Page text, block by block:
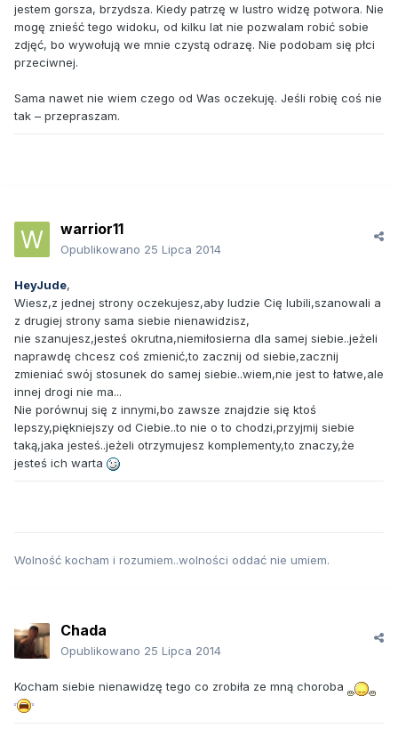
jestem gorsza, brzydsza. Kiedy patrzę w lustro widzę potwora. Nie
mogę znieść tego widoku, od kilku lat nie pozwalam robić sobie
zdjęć, bo wywołują we mnie czystą odrazę. Nie podobam się płci
przeciwnej.
Sama nawet nie wiem czego od Was oczekuję. Jeśli robię coś nie
tak – przepraszam.
warrior11
Opublikowano 25 Lipca 2014
HeyJude,
Wiesz,z jednej strony oczekujesz,aby ludzie Cię lubili,szanowali a
z drugiej strony sama siebie nienawidzisz,
nie szanujesz,jesteś okrutna,niemiłosierna dla samej siebie..jeżeli
naprawdę chcesz coś zmienić,to zacznij od siebie,zacznij
zmieniać swój stosunek do samej siebie..wiem,nie jest to łatwe,ale
innej drogi nie ma...
Nie porównuj się z innymi,bo zawsze znajdzie się ktoś
lepszy,piękniejszy od Ciebie..to nie o to chodzi,przyjmij siebie
taką,jaka jesteś..jeżeli otrzymujesz komplementy,to znaczy,że
jesteś ich warta
Wolność kocham i rozumiem..wolności oddać nie umiem.
Chada
Opublikowano 25 Lipca 2014
Kocham siebie nienawidzę tego co zrobiła ze mną choroba